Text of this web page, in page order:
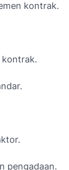
kontrak.
kontrak.
pengadaan.